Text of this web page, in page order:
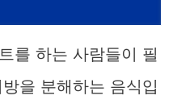
를 하는 사람들이 필
을 분해하는 음식입